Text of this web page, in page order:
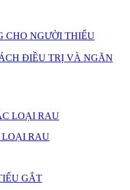
CHO NGƯỜI THIỂU
ĐIỀU TRỊ VÀ NGĂN
LOẠI RAU